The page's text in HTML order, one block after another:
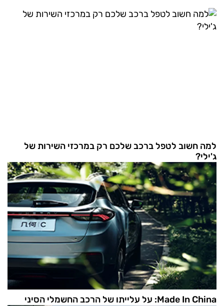
למה חשוב לטפל ברכב שלכם רק במרכזי השירות של
ג'ילי?
Made In China: על עלייתו של הרכב החשמלי הסיני